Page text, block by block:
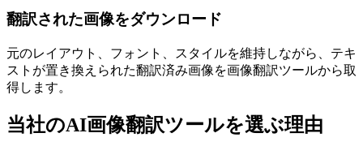
翻訳された画像をダウンロード
元のレイアウト、フォント、スタイルを維持しながら、テキ
ストが置き換えられた翻訳済み画像を画像翻訳ツールから取
得します。
当社のAI画像翻訳ツールを選ぶ理由